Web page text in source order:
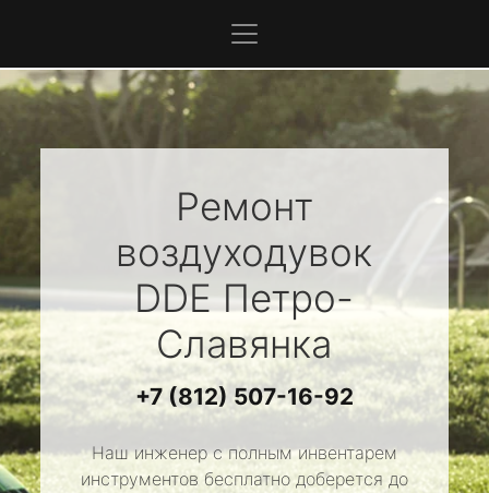
Ремонт
воздуходувок
DDE Петро-
Славянка
+7 (812) 507-16-92
Наш инженер с полным инвентарем
инструментов бесплатно доберется до